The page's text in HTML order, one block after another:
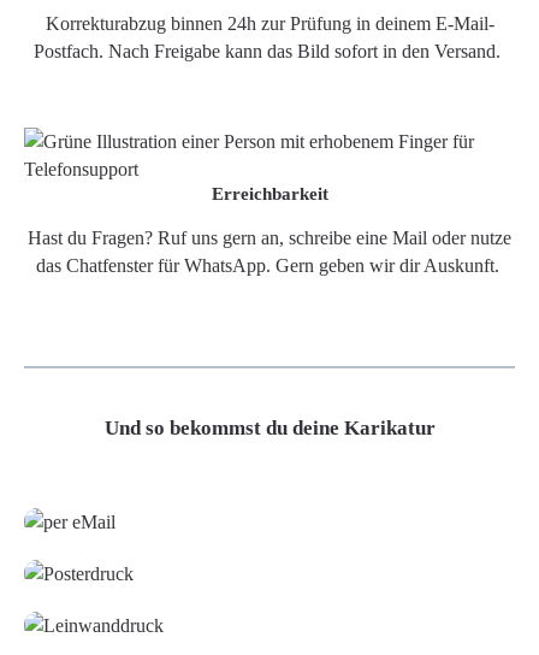
Korrekturabzug binnen 24h zur Prüfung in deinem E-Mail-
Postfach. Nach Freigabe kann das Bild sofort in den Versand.
Erreichbarkeit
Hast du Fragen? Ruf uns gern an, schreibe eine Mail oder nutze
das Chatfenster für WhatsApp. Gern geben wir dir Auskunft.
Und so bekommst du deine Karikatur